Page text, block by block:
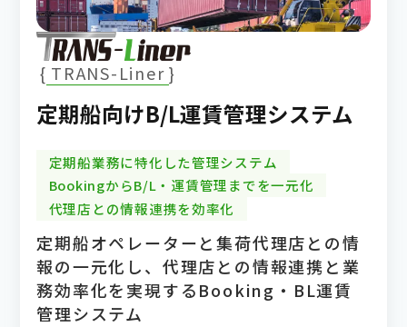
TRANS-Liner
定期船向けB/L運賃管理システム
定期船業務に特化した管理システム
BookingからB/L・運賃管理までを一元化
代理店との情報連携を効率化
定期船オペレーターと集荷代理店との情
報の一元化し、代理店との情報連携と業
務効率化を実現するBooking・BL運賃
管理システム